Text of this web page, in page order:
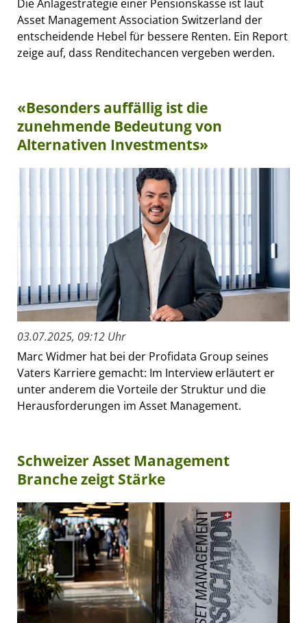
Die Anlagestrategie einer Pensionskasse ist laut
Asset Management Association Switzerland der
entscheidende Hebel für bessere Renten. Ein Report
zeige auf, dass Renditechancen vergeben werden.
«Besonders auffällig ist die
zunehmende Bedeutung von
Alternativen Investments»
03.07.2025, 09:12 Uhr
Marc Widmer hat bei der Profidata Group seines
Vaters Karriere gemacht: Im Interview erläutert er
unter anderem die Vorteile der Struktur und die
Herausforderungen im Asset Management.
Schweizer Asset Management
Branche zeigt Stärke